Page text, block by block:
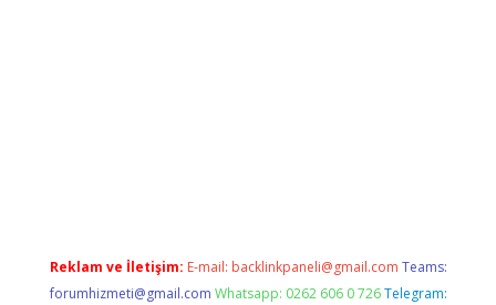
Reklam ve İletişim: E-mail: backlinkpaneli@gmail.com Teams:
forumhizmeti@gmail.com Whatsapp: 0262 606 0 726 Telegram: